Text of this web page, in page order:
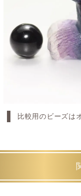
比較用のビーズは